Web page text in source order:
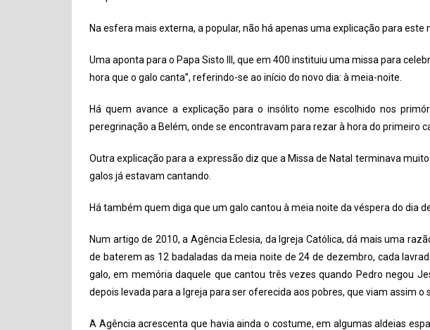
Na esfera mais externa, a popular, não há apenas uma explicação para este
Uma aponta para o Papa Sisto III, que em 400 instituiu uma missa para
hora que o galo canta”, referindo-se ao início do novo dia: à meia-noite.
Há quem avance a explicação para o insólito nome escolhido nos
peregrinação a Belém, onde se encontravam para rezar à hora do primeiro
Outra explicação para a expressão diz que a Missa de Natal terminava
galos já estavam cantando.
Há também quem diga que um galo cantou à meia noite da véspera do dia
Num artigo de 2010, a Agência Eclesia, da Igreja Católica, dá mais uma
de baterem as 12 badaladas da meia noite de 24 de dezembro, cada
galo, em memória daquele que cantou três vezes quando Pedro negou
depois levada para a Igreja para ser oferecida aos pobres, que viam assim o
A Agência acrescenta que havia ainda o costume, em algumas aldeias